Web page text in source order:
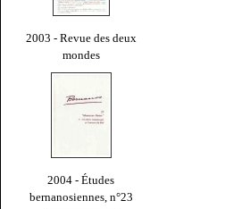
2003 - Revue des deux
mondes
2004 - Études
bernanosiennes, n°23